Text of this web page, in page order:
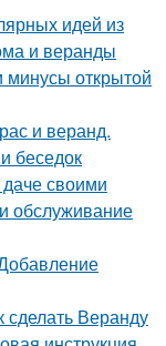
идей из
и веранды
открытой
и веранд.
беседок
своими
обслуживание
сделать Веранду